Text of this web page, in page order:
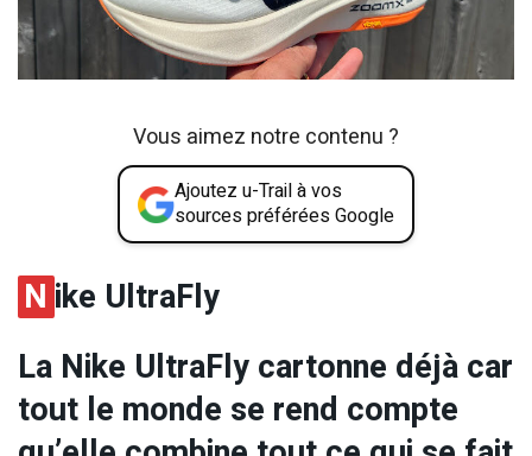
Vous aimez notre contenu ?
Ajoutez u-Trail à vos
sources préférées Google
N ike UltraFly
La Nike UltraFly cartonne déjà car
tout le monde se rend compte